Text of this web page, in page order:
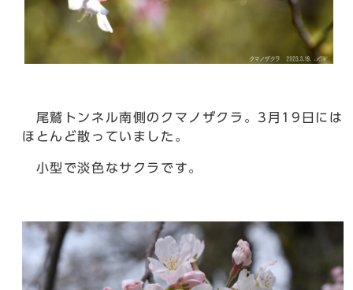
尾鷲トンネル南側のクマノザクラ。3月19日には
ほとんど散っていました。
小型で淡色なサクラです。